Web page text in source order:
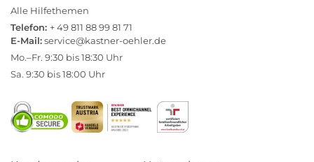
Alle Hilfethemen
Telefon: + 49 811 88 99 81 71
E-Mail:service@kastner-oehler.de
Mo.–Fr. 9:30 bis 18:30 Uhr
Sa. 9:30 bis 18:00 Uhr